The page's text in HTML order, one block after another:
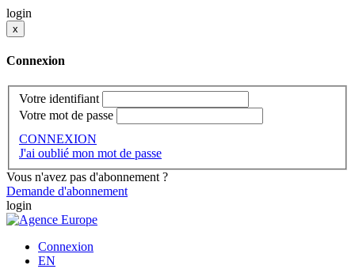
login
x
Connexion
Votre identifiant
Votre mot de passe
CONNEXION
J'ai oublié mon mot de passe
Vous n'avez pas d'abonnement ?
Demande d'abonnement
login
Connexion
EN